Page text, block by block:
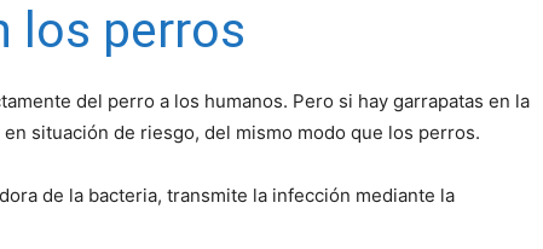
los perros
del perro a los humanos. Pero si hay garrapatas en la
situación de riesgo, del mismo modo que los perros.
de la bacteria, transmite la infección mediante la